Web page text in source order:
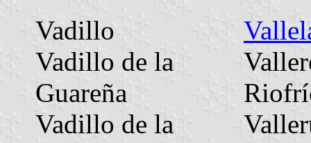
Vadillo
Vadillo de la
Guareña
Vadillo de la